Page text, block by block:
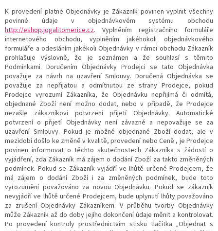
K provedení platné Objednávky je Zákazník povinen vyplnit všechny
povinné údaje v objednávkovém systému obchodu
http://eshop.jogalitomerice.cz. Vyplněním registračního formuláře
internetového obchodu, vyplněním jakéhokoli objednávkového
formuláře a odesláním jakékoli Objednávky v rámci obchodu Zákazník
prohlašuje výslovně, že je seznámen a že souhlasí s těmito
Podmínkami. Doručením Objednávky Prodejci se tato Objednávka
považuje za návrh na uzavření Smlouvy. Doručená Objednávka se
považuje za nepřijatou a odmítnutou ze strany Prodejce, pokud
Prodejce vyrozumí Zákazníka, že Objednávku nepřijímá či odmítá,
objednané Zboží není možno dodat, nebo v případě, že Prodejce
nezašle zákazníkovi potvrzení přijetí Objednávky. Automatické
potvrzení o přijetí Objednávky není závazné a nepovažuje se za
uzavření Smlouvy. Pokud je možné objednané Zboží dodat, ale v
mezidobí došlo ke změně v kvalitě, provedení nebo Ceně , je Prodejce
povinen informovat o těchto skutečnostech Zákazníka s žádostí o
vyjádření, zda Zákazník má zájem o dodání Zboží za takto změněných
podmínek. Pokud se Zákazník vyjádří ve lhůtě určené Prodejcem, že
má zájem o dodání Zboží i za změněných podmínek, bude toto
vyrozumění považováno za novou Objednávku. Pokud se zákazník
nevyjádří ve lhůtě určené Prodejcem, bude uplynutí lhůty považováno
za zrušení Objednávky Zákazníkem. V průběhu tvorbyObjednávky
může Zákazník až do doby jejího dokončení údaje měnit a kontrolovat.
Po provedení kontroly prostřednictvím stisku tlačítka „Objednat s